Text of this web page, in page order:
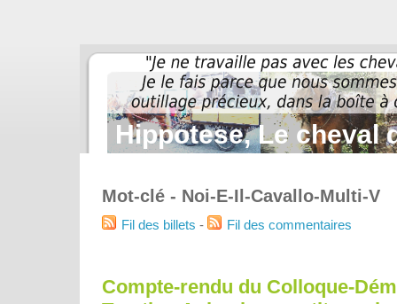
Hippotese, Le cheval
Mot-clé - Noi-E-Il-Cavallo-Multi-V
Fil des billets - Fil des commentaires
Compte-rendu du Colloque-